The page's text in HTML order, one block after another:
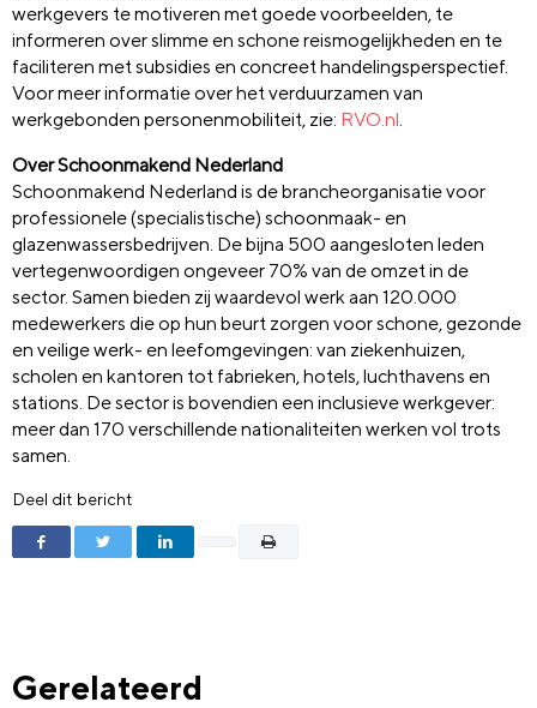
werkgevers te motiveren met goede voorbeelden, te
informeren over slimme en schone reismogelijkheden en te
faciliteren met subsidies en concreet handelingsperspectief.
Voor meer informatie over het verduurzamen van
werkgebonden personenmobiliteit, zie: RVO.nl.
Over Schoonmakend Nederland
Schoonmakend Nederland is de brancheorganisatie voor
professionele (specialistische) schoonmaak- en
glazenwassersbedrijven. De bijna 500 aangesloten leden
vertegenwoordigen ongeveer 70% van de omzet in de
sector. Samen bieden zij waardevol werk aan 120.000
medewerkers die op hun beurt zorgen voor schone, gezonde
en veilige werk- en leefomgevingen: van ziekenhuizen,
scholen en kantoren tot fabrieken, hotels, luchthavens en
stations. De sector is bovendien een inclusieve werkgever:
meer dan 170 verschillende nationaliteiten werken vol trots
samen.
Deel dit bericht
Gerelateerd